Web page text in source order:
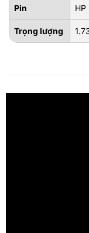
Pin
Trọng lượng